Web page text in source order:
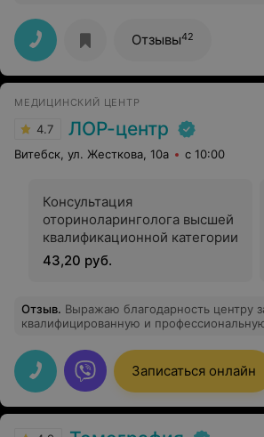
профессионализм. Вы не просто доктор,
мне здоровье/жизнь".Отзывы42
МЕДИЦИНСКИЙ ЦЕНТР
4.7 ЛОР-центр
Витебск, ул. Жесткова, 10а с 10:00
Консультация
оториноларинголога высшей
квалификационной категории
43,20 руб.
Отзыв. Выражаю благодарность центру
квалифицированную и
очень довольна! Всем рекомендую!
Записаться онлайн